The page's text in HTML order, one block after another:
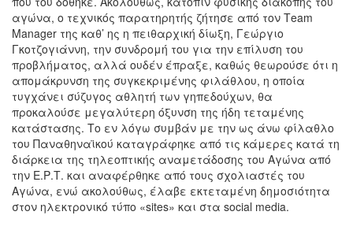
αγώνα, ο τεχνικός παρατηρητής ζήτησε από τον Τeam
Μanager της καθ’ ης η πειθαρχική δίωξη, Γεώργιο
Γκοτζογιάννη, την συνδρομή του για την επίλυση του
προβλήματος, αλλά ουδέν έπραξε, καθώς θεωρούσε ότι η
απομάκρυνση της συγκεκριμένης φιλάθλου, η οποία
τυγχάνει σύζυγος αθλητή των γηπεδούχων, θα
προκαλούσε μεγαλύτερη όξυνση της ήδη τεταμένης
κατάστασης. Το εν λόγω συμβάν με την ως άνω φίλαθλο
του Παναθηναϊκού καταγράφηκε από τις κάμερες κατά τη
διάρκεια της τηλεοπτικής αναμετάδοσης του Αγώνα από
την Ε.Ρ.Τ. και αναφέρθηκε από τους σχολιαστές του
Αγώνα, ενώ ακολούθως, έλαβε εκτεταμένη δημοσιότητα
στον ηλεκτρονικό τύπο «sites» και στα social media.